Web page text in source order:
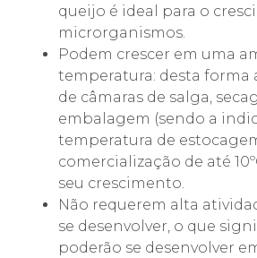
queijo é ideal para o
microrganismos.
Podem crescer em uma
temperatura: desta forma
de câmaras de salga,
embalagem (sendo a
temperatura de
comercialização de até
seu crescimento.
Não requerem alta
se desenvolver, o que
poderão se desenvolver